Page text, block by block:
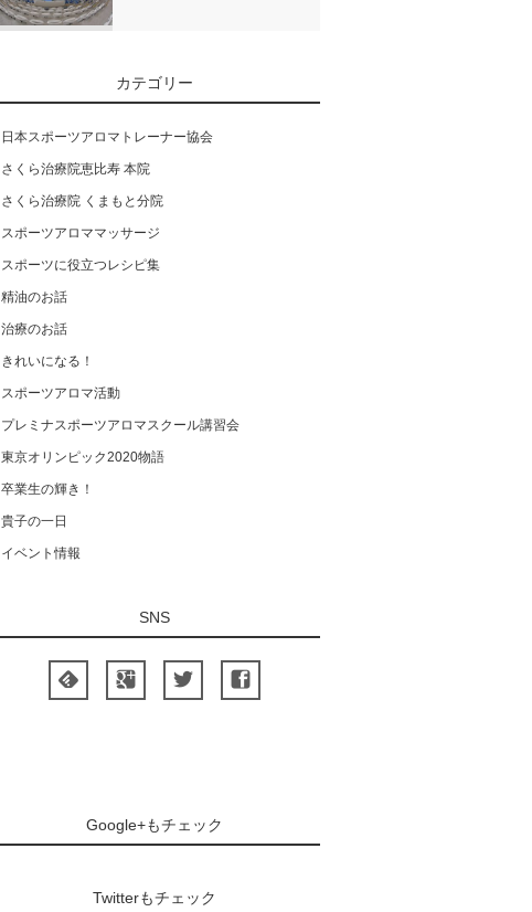
カテゴリー
日本スポーツアロマトレーナー協会
さくら治療院恵比寿 本院
さくら治療院 くまもと分院
スポーツアロママッサージ
スポーツに役立つレシピ集
精油のお話
治療のお話
きれいになる！
スポーツアロマ活動
プレミナスポーツアロマスクール講習会
東京オリンピック2020物語
卒業生の輝き！
貴子の一日
イベント情報
SNS
Google+もチェック
Twitterもチェック